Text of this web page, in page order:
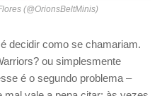
(@OrionsBeltMinis)
decidir como se chamariam.
ou simplesmente
é o segundo problema –